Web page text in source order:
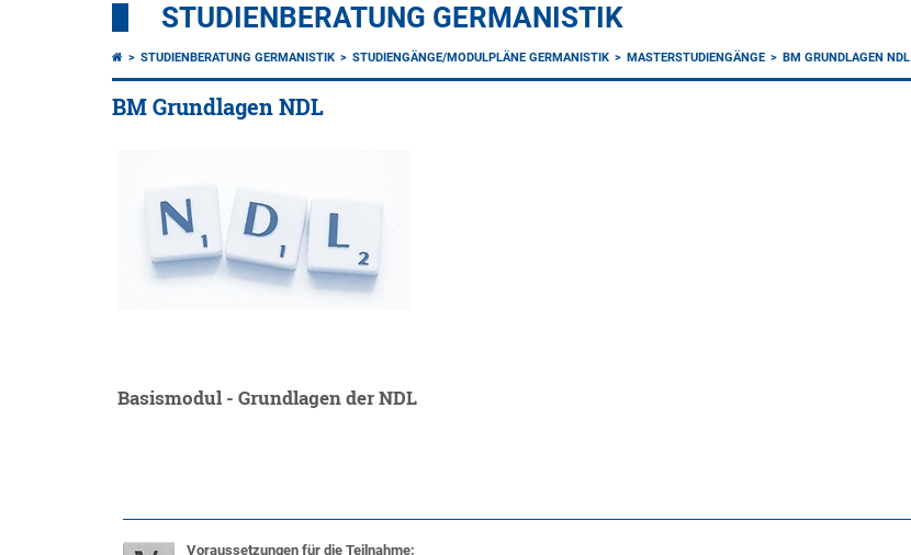
STUDIENBERATUNG GERMANISTIK
STUDIENBERATUNG GERMANISTIK STUDIENGÄNGE/MODULPLÄNE GERMANISTIK MASTERSTUDIENGÄNGE BM GRUNDLAGEN NDL
BM Grundlagen NDL
Basismodul - Grundlagen der NDL
Voraussetzungen für die Teilnahme: